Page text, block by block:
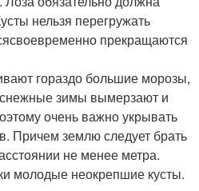
нельзя перегружать
прекращаются
гораздо большие морозы,
зимы вымерзают и
очень важно укрывать
Причем землю следует брать
не менее метра.
молодые неокрепшие кусты.